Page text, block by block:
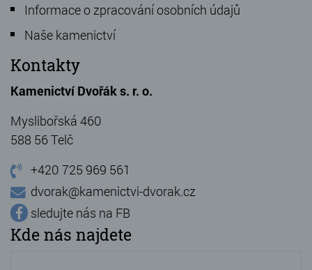
Informace o zpracování osobních údajů
Naše kamenictví
Kontakty
Kamenictví Dvořák s. r. o.
Myslibořská 460
588 56 Telč
+420 725 969 561
dvorak@kamenictvi-dvorak.cz
sledujte nás na FB
Kde nás najdete